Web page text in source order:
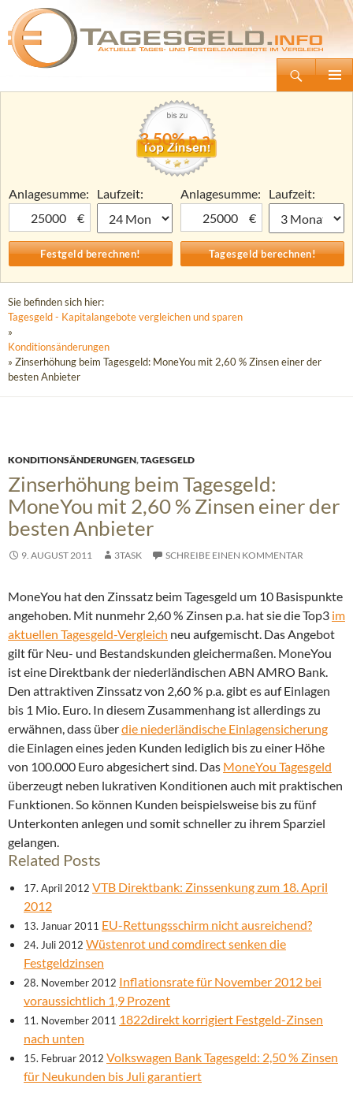
Tagesgeld.info – Tagesgeldkonten vergleichen und Tagesgeld-Zinsen berechnen
Zum
3,50% p.a.
Anlagesumme:
€
Laufzeit:
Anlagesumme:
€
Laufzeit:
Sie befinden sich hier:
Tagesgeld - Kapitalangebote vergleichen und sparen
»
Konditionsänderungen
» Zinserhöhung beim Tagesgeld: MoneYou mit 2,60 % Zinsen einer der
besten Anbieter
KONDITIONSÄNDERUNGEN,TAGESGELD
Zinserhöhung beim Tagesgeld:
MoneYou mit 2,60 % Zinsen einer der
besten Anbieter
9. AUGUST 2011 3TASK SCHREIBE EINEN KOMMENTAR
MoneYou hat den Zinssatz beim Tagesgeld um 10 Basispunkte
angehoben. Mit nunmehr 2,60 % Zinsen p.a. hat sie die Top3 im
aktuellen Tagesgeld-Vergleich neu aufgemischt. Das Angebot
gilt für Neu- und Bestandskunden gleichermaßen. MoneYou
ist eine Direktbank der niederländischen ABN AMRO Bank.
Den attraktiven Zinssatz von 2,60 % p.a. gibt es auf Einlagen
bis 1 Mio. Euro. In diesem Zusammenhang ist allerdings zu
erwähnen, dass überdie niederländische Einlagensicherung
die Einlagen eines jeden Kunden lediglich bis zu einer Höhe
von 100.000 Euro abgesichert sind. Das MoneYou Tagesgeld
überzeugt neben lukrativen Konditionen auch mit praktischen
Funktionen. So können Kunden beispielsweise bis zu fünf
Unterkonten anlegen und somit schneller zu ihrem Sparziel
gelangen.
Related Posts
17. April 2012 VTB Direktbank: Zinssenkung zum 18. April
2012
13. Januar 2011 EU-Rettungsschirm nicht ausreichend?
24. Juli 2012 Wüstenrot und comdirect senken die
Festgeldzinsen
28. November 2012 Inflationsrate für November 2012 bei
voraussichtlich 1,9 Prozent
11. November 2011 1822direkt korrigiert Festgeld-Zinsen
nach unten
15. Februar 2012 Volkswagen Bank Tagesgeld: 2,50 % Zinsen
für Neukunden bis Juli garantiert